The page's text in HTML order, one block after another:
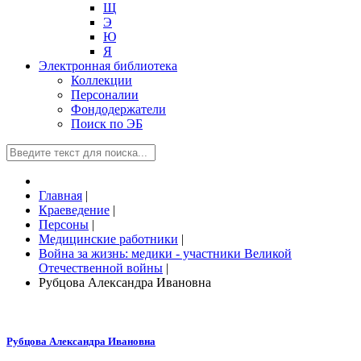
Щ
Э
Ю
Я
Электронная библиотека
Коллекции
Персоналии
Фондодержатели
Поиск по ЭБ
Главная |
Краеведение |
Персоны |
Медицинские работники |
Война за жизнь: медики - участники Великой
Отечественной войны |
Рубцова Александра Ивановна
Рубцова Александра Ивановна